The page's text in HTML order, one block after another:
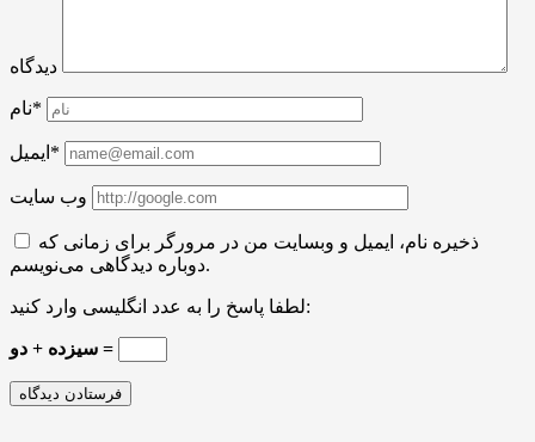
دیدگاه
نام*
ایمیل*
وب سایت
ذخیره نام، ایمیل و وبسایت من در مرورگر برای زمانی که
دوباره دیدگاهی می‌نویسم.
لطفا پاسخ را به عدد انگلیسی وارد کنید:
سیزده + دو =